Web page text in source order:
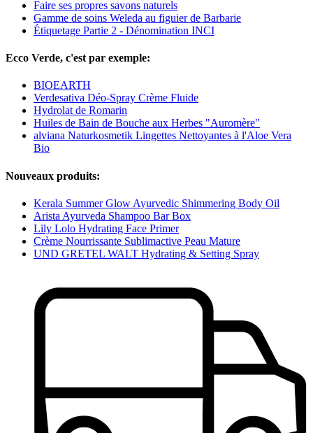
Faire ses propres savons naturels
Gamme de soins Weleda au figuier de Barbarie
Étiquetage Partie 2 - Dénomination INCI
Ecco Verde, c'est par exemple:
BIOEARTH
Verdesativa Déo-Spray Crème Fluide
Hydrolat de Romarin
Huiles de Bain de Bouche aux Herbes "Auromère"
alviana Naturkosmetik Lingettes Nettoyantes à l'Aloe Vera
Bio
Nouveaux produits:
Kerala Summer Glow Ayurvedic Shimmering Body Oil
Arista Ayurveda Shampoo Bar Box
Lily Lolo Hydrating Face Primer
Crème Nourrissante Sublimactive Peau Mature
UND GRETEL WALT Hydrating & Setting Spray